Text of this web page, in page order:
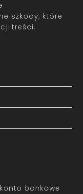
szkody, które
treści.
bankowe